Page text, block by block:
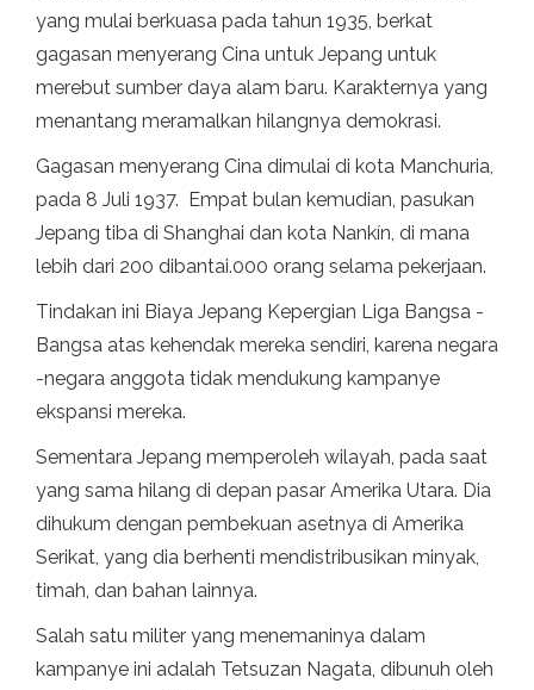
yang mulai berkuasa pada tahun 1935, berkat
gagasan menyerang Cina untuk Jepang untuk
merebut sumber daya alam baru. Karakternya yang
menantang meramalkan hilangnya demokrasi.
Gagasan menyerang Cina dimulai di kota Manchuria,
pada 8 Juli 1937. Empat bulan kemudian, pasukan
Jepang tiba di Shanghai dan kota Nankín, di mana
lebih dari 200 dibantai.000 orang selama pekerjaan.
Tindakan ini Biaya Jepang Kepergian Liga Bangsa -
Bangsa atas kehendak mereka sendiri, karena negara
-negara anggota tidak mendukung kampanye
ekspansi mereka.
Sementara Jepang memperoleh wilayah, pada saat
yang sama hilang di depan pasar Amerika Utara. Dia
dihukum dengan pembekuan asetnya di Amerika
Serikat, yang dia berhenti mendistribusikan minyak,
timah, dan bahan lainnya.
Salah satu militer yang menemaninya dalam
kampanye ini adalah Tetsuzan Nagata, dibunuh oleh